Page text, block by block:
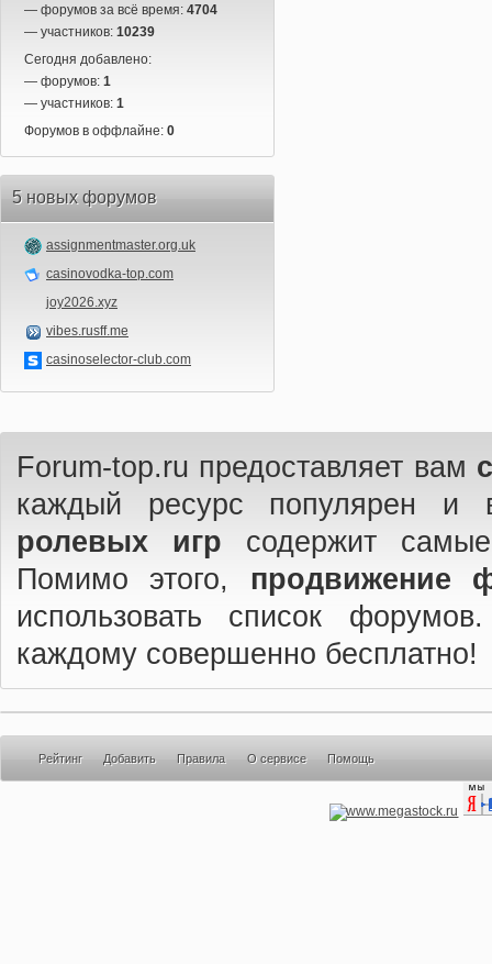
— форумов за всё время: 4704
— участников: 10239
Сегодня добавлено:
— форумов: 1
— участников: 1
Форумов в оффлайне: 0
5 новых форумов
assignmentmaster.org.uk
casinovodka-top.com
joy2026.xyz
vibes.rusff.me
casinoselector-club.com
Forum-top.ru предоставляет вам
каждый ресурс популярен
ролевых игр содержит
Помимо этого, продвижение
использовать список
каждому совершенно бесплатно!
Рейтинг Добавить Правила О сервисе Помощь